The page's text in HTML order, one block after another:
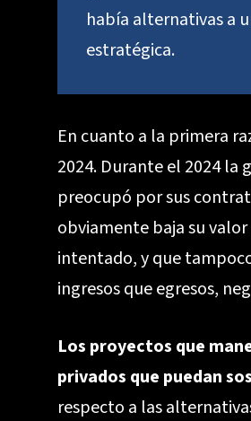
había alternativas a
estratégica.
En cuanto a la primera
2024. Durante el 2024 la
preocupó por sus
obviamente baja su
intentado, y que
ingresos que egresos,
Los proyectos que
privados que puedan
respecto a las